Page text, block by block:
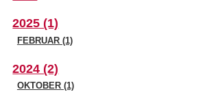
2025 (1)
FEBRUAR (1)
2024 (2)
OKTOBER (1)